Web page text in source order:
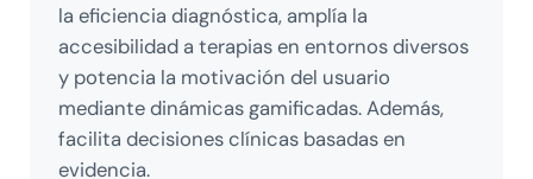
la eficiencia diagnóstica, amplía la
accesibilidad a terapias en entornos diversos
y potencia la motivación del usuario
mediante dinámicas gamificadas. Además,
facilita decisiones clínicas basadas en
evidencia.